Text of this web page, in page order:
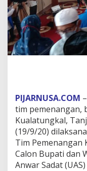
PIJARNUSA.COM
tim pemenangan,
Kualatungkal,
(19/9/20)
Tim Pemenangan
Calon Bupati dan
Anwar Sadat